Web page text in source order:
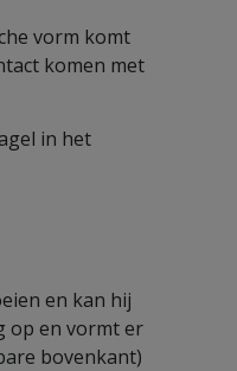
vorm komt
komen met
in het
en kan hij
op en vormt er
bovenkant)